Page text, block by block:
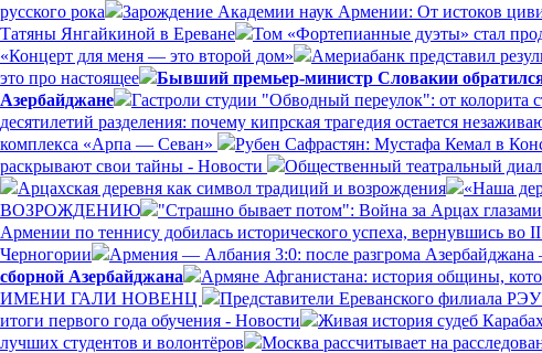
русского рока
Зарождение Академии наук Армении: От истоков
Татяны Янгайкиной в Ереване
Том «Фортепианные дуэты» стал
«Концерт для меня — это второй дом»
Америабанк представил
это про настоящее
Бывший премьер-министр Словакии
Азербайджане
Гастроли студии "Обводный переулок": от колорита
десятилетий разделения: почему кипрская трагедия остается
комплекса «Арпа — Севан»
Рубен Сафрастян: Мустафа Кемал в
раскрывают свои тайны - Новости
Общественный театральный
Арцахская деревня как символ традиций и возрождения
«Наша
ВОЗРОЖДЕНИЮ
"Страшно бывает потом": Война за Арцах глазами
Армении по теннису добилась исторического успеха, вернувшись во
Черногории
Армения — Албания 3:0: после разгрома
сборной Азербайджана
Армяне Афганистана: история общины,
ИМЕНИ ГАЛИ НОВЕНЦ
Представители Ереванского филиала
итоги первого года обучения - Новости
Живая история судеб
лучших студентов и волонтёров
Москва рассчитывает на